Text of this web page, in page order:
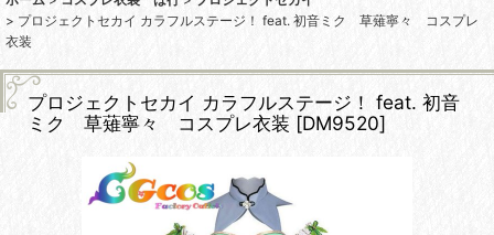
> プロジェクトセカイ カラフルステージ！ feat. 初音ミク 草薙寧々 コスプレ
衣装
プロジェクトセカイ カラフルステージ！ feat. 初音
ミク 草薙寧々 コスプレ衣装 [DM9520]